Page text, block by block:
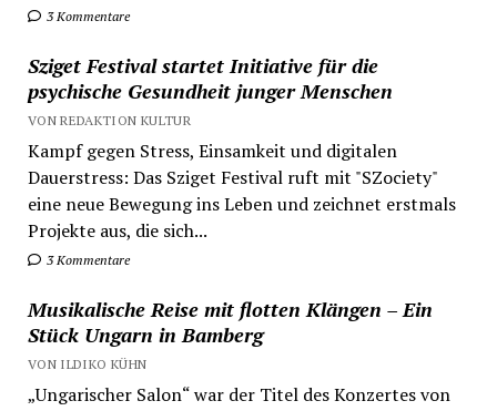
3 Kommentare
Sziget Festival startet Initiative für die
psychische Gesundheit junger Menschen
VON REDAKTION KULTUR
Kampf gegen Stress, Einsamkeit und digitalen
Dauerstress: Das Sziget Festival ruft mit "SZociety"
eine neue Bewegung ins Leben und zeichnet erstmals
Projekte aus, die sich...
3 Kommentare
Musikalische Reise mit flotten Klängen – Ein
Stück Ungarn in Bamberg
VON ILDIKO KÜHN
„Ungarischer Salon“ war der Titel des Konzertes von